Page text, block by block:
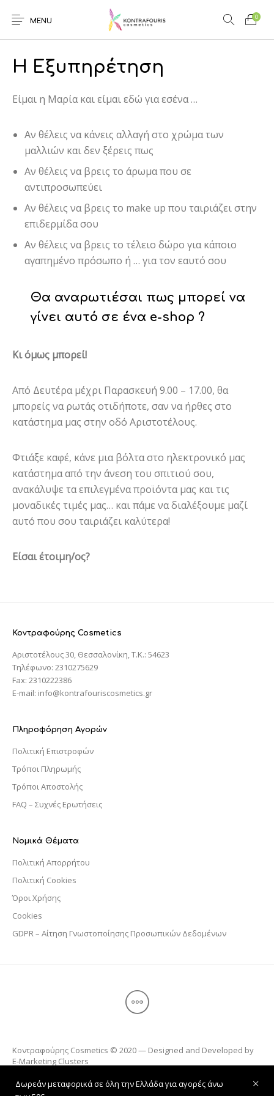
MENU
0
Η Εξυπηρέτηση
Είμαι η Μαρία και είμαι εδώ για εσένα …
Αν θέλεις να κάνεις αλλαγή στο χρώμα των
μαλλιών και δεν ξέρεις πως
Αν θέλεις να βρεις το άρωμα που σε
αντιπροσωπεύει
Αν θέλεις να βρεις το make up που ταιριάζει στην
επιδερμίδα σου
Αν θέλεις να βρεις το τέλειο δώρο για κάποιο
αγαπημένο πρόσωπο ή … για τον εαυτό σου
Θα αναρωτιέσαι πως μπορεί να
γίνει αυτό σε ένα e-shop ?
Κι όμως μπορεί!
Από Δευτέρα μέχρι Παρασκευή 9.00 – 17.00, θα
μπορείς να ρωτάς οτιδήποτε, σαν να ήρθες στο
κατάστημα μας στην οδό Αριστοτέλους.
Φτιάξε καφέ, κάνε μια βόλτα στο ηλεκτρονικό μας
κατάστημα από την άνεση του σπιτιού σου,
ανακάλυψε τα επιλεγμένα προϊόντα μας και τις
μοναδικές τιμές μας… και πάμε να διαλέξουμε μαζί
αυτό που σου ταιριάζει καλύτερα!
Είσαι έτοιμη/ος?
Κοντραφούρης Cosmetics
Αριστοτέλους 30, Θεσσαλονίκη, T.K.: 54623
Τηλέφωνο: 2310275629
Fax: 2310222386
E-mail: info@kontrafouriscosmetics.gr
Πληροφόρηση Αγορών
Πολιτική Επιστροφών
Τρόποι Πληρωμής
Τρόποι Αποστολής
FAQ – Συχνές Ερωτήσεις
Νομικά Θέματα
Πολιτική Απορρήτου
Πολιτική Cookies
Όροι Χρήσης
Cookies
GDPR – Αίτηση Γνωστοποίησης Προσωπικών Δεδομένων
Κοντραφούρης Cosmetics © 2020 — Designed and Developed by
E-Marketing Clusters
Δωρεάν μεταφορικά σε όλη την Ελλάδα για αγορές άνω